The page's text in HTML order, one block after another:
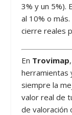
3% y un 5%).
al 10% o
cierre reales
En Trovimap
herramientas
siempre la
valor real de
de valoración